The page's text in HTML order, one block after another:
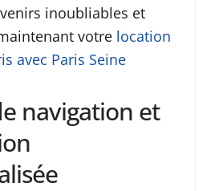
inoubliables et
votre location
avec Paris Seine
navigation et